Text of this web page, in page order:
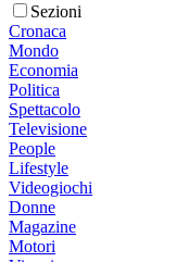
Sezioni
Cronaca
Mondo
Economia
Politica
Spettacolo
Televisione
People
Lifestyle
Videogiochi
Donne
Magazine
Motori